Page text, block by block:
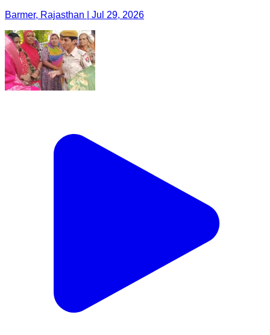
Barmer, Rajasthan | Jul 29, 2026